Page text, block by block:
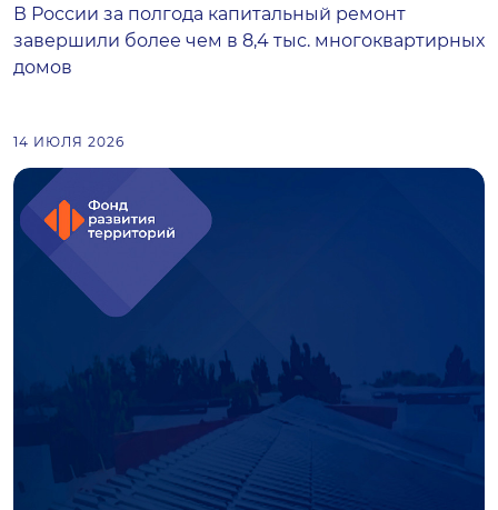
В России за полгода капитальный ремонт
завершили более чем в 8,4 тыс. многоквартирных
домов
14 ИЮЛЯ 2026